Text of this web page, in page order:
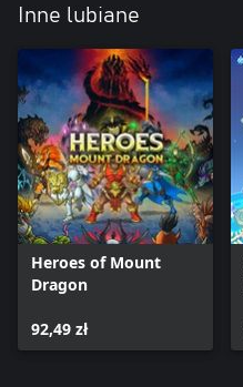
Inne lubiane
Heroes of Mount
Dragon
92,49 zł